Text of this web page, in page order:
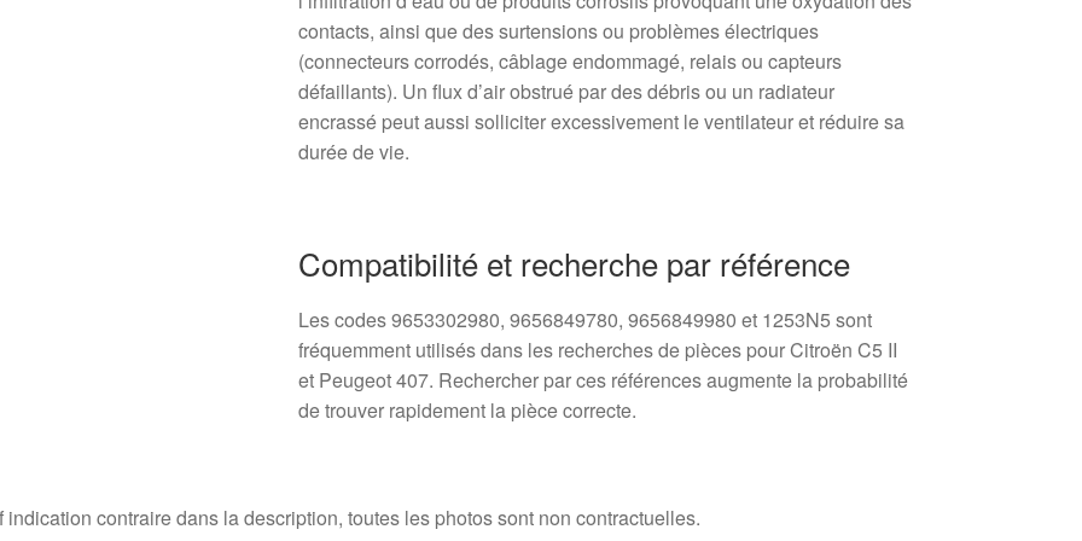
contacts, ainsi que des surtensions ou problèmes électriques
(connecteurs corrodés, câblage endommagé, relais ou capteurs
défaillants). Un flux d’air obstrué par des débris ou un radiateur
encrassé peut aussi solliciter excessivement le ventilateur et réduire sa
durée de vie.
Compatibilité et recherche par référence
Les codes 9653302980, 9656849780, 9656849980 et 1253N5 sont
fréquemment utilisés dans les recherches de pièces pour Citroën C5 II
et Peugeot 407. Rechercher par ces références augmente la probabilité
de trouver rapidement la pièce correcte.
indication contraire dans la description, toutes les photos sont non contractuelles.